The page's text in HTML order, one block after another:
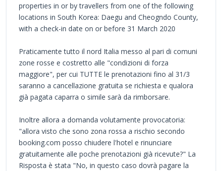
properties in or by travellers from one of the following
locations in South Korea: Daegu and Cheogndo County,
with a check-in date on or before 31 March 2020
Praticamente tutto il nord Italia messo al pari di comuni
zone rosse e costretto alle "condizioni di forza
maggiore", per cui TUTTE le prenotazioni fino al 31/3
saranno a cancellazione gratuita se richiesta e qualora
già pagata caparra o simile sarà da rimborsare.
Inoltre allora a domanda volutamente provocatoria:
"allora visto che sono zona rossa a rischio secondo
booking.com posso chiudere l'hotel e rinunciare
gratuitamente alle poche prenotazioni già ricevute?" La
Risposta è stata "No, in questo caso dovrà pagare la